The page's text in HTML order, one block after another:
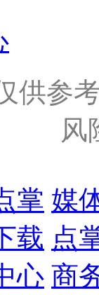
供参
风
掌 媒
载 点
心 商